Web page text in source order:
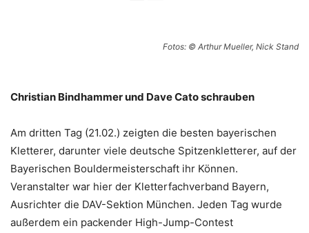
Fotos: © Arthur Mueller, Nick Stand
Christian Bindhammer und Dave Cato schrauben
Am dritten Tag (21.02.) zeigten die besten bayerischen
Kletterer, darunter viele deutsche Spitzenkletterer, auf der
Bayerischen Bouldermeisterschaft ihr Können.
Veranstalter war hier der Kletterfachverband Bayern,
Ausrichter die DAV-Sektion München. Jeden Tag wurde
außerdem ein packender High-Jump-Contest